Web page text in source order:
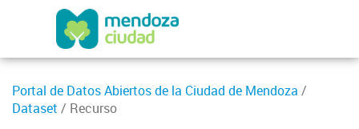
Portal de Datos Abiertos de la Ciudad de Mendoza /
Dataset / Recurso